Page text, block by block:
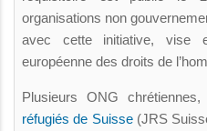
organisations non
avec cette initiative, vise
européenne des droits de
Plusieurs ONG
réfugiés de Suisse(JRS